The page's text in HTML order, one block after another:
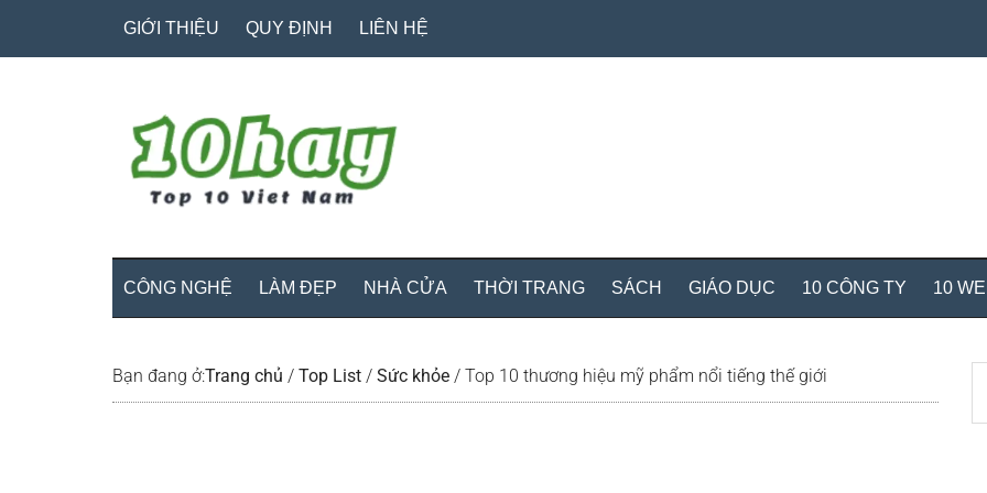
GIỚI THIỆU QUY ĐỊNH LIÊN HỆ
CÔNG NGHỆ LÀM ĐẸP NHÀ CỬA THỜI TRANG SÁCH GIÁO DỤC 10 CÔNG TY 10
Bạn đang ở:Trang chủ / Top List / Sức khỏe / Top 10 thương hiệu mỹ phẩm nổi tiếng thế giới